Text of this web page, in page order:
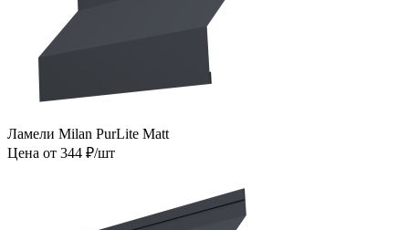
Ламели Milan PurLite Matt
Цена от 344 ₽/шт